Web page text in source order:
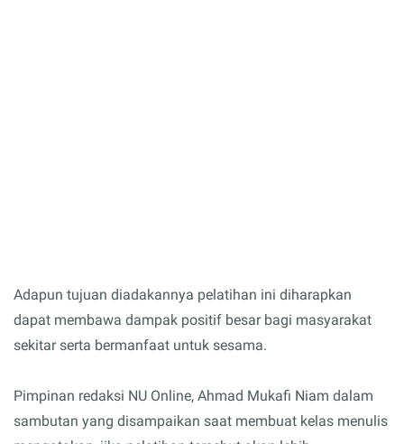
Adapun tujuan diadakannya pelatihan ini diharapkan
dapat membawa dampak positif besar bagi masyarakat
sekitar serta bermanfaat untuk sesama.
Pimpinan redaksi NU Online, Ahmad Mukafi Niam dalam
sambutan yang disampaikan saat membuat kelas menulis